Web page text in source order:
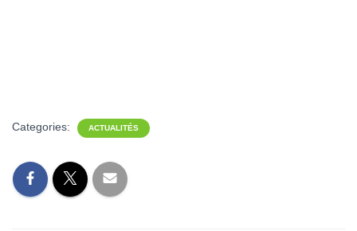
Categories: ACTUALITÉS